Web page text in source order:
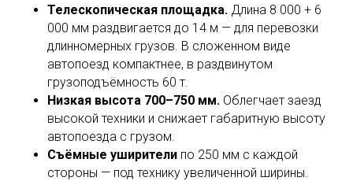
Телескопическая площадка. Длина 8 000 + 6
000 мм раздвигается до 14 м — для перевозки
длинномерных грузов. В сложенном виде
автопоезд компактнее, в раздвинутом
грузоподъёмность 60 т.
Низкая высота 700–750 мм. Облегчает заезд
высокой техники и снижает габаритную высоту
автопоезда с грузом.
Съёмные уширители по 250 мм с каждой
стороны — под технику увеличенной ширины.